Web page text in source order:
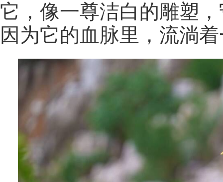
它，像一尊洁白的雕塑
因为它的血脉里，流淌